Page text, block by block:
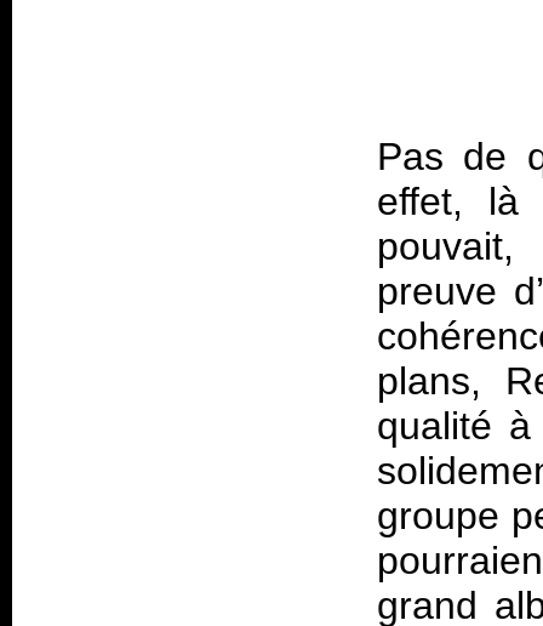
Pas de
effet, là
preuve
plans,
qualité
groupe
grand